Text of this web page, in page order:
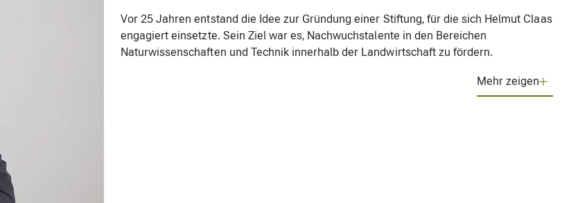
Vor 25 Jahren entstand die Idee zur Gründung einer Stiftung, für die sich Helmut Claas
engagiert einsetzte. Sein Ziel war es, Nachwuchstalente in den Bereichen
Naturwissenschaften und Technik innerhalb der Landwirtschaft zu fördern.
Mehr zeigen